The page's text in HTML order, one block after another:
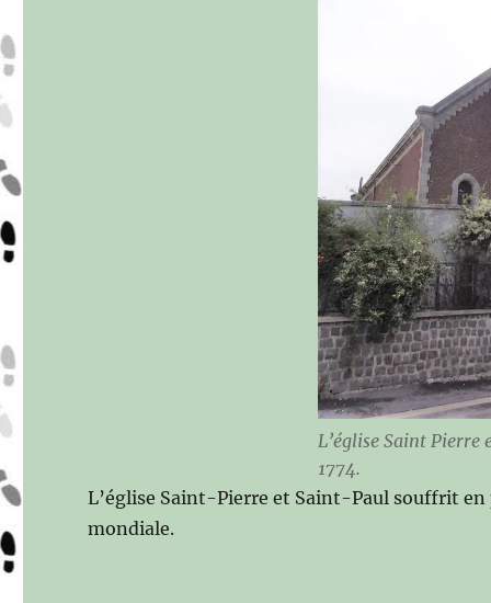
L’église Saint Pierre
1774.
L’église Saint-Pierre et Saint-Paul souffrit
mondiale.